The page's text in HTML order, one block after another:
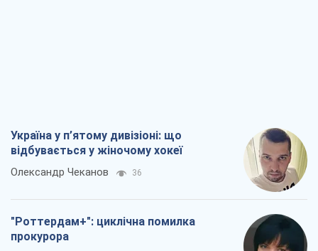
Україна у п’ятому дивізіоні: що
відбувається у жіночому хокеї
Олександр Чеканов 36
"Роттердам+": циклічна помилка
прокурора